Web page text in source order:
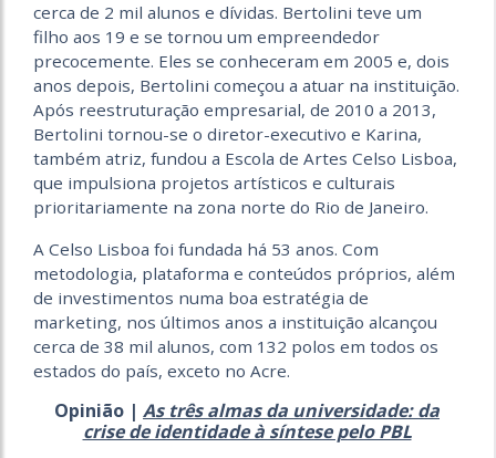
cerca de 2 mil alunos e dívidas. Bertolini teve um
filho aos 19 e se tornou um empreendedor
precocemente. Eles se conheceram em 2005 e, dois
anos depois, Bertolini começou a atuar na instituição.
Após reestruturação empresarial, de 2010 a 2013,
Bertolini tornou-se o diretor-executivo e Karina,
também atriz, fundou a Escola de Artes Celso Lisboa,
que impulsiona projetos artísticos e culturais
prioritariamente na zona norte do Rio de Janeiro.
A Celso Lisboa foi fundada há 53 anos. Com
metodologia, plataforma e conteúdos próprios, além
de investimentos numa boa estratégia de
marketing, nos últimos anos a instituição alcançou
cerca de 38 mil alunos, com 132 polos em todos os
estados do país, exceto no Acre.
Opinião | As três almas da universidade: da
crise de identidade à síntese pelo PBL